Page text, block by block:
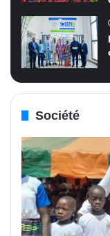
Société